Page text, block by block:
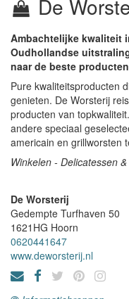
De
Ambachtelijke kwaliteit
Oudhollandse
naar de beste
Pure kwaliteitsproducten
genieten. De Worsterij
producten van
andere speciaal
americain en grillworsten
Winkelen - Delicatessen
De Worsterij
Gedempte Turfhaven 50
1621HG Hoorn
0620441647
www.deworsterij.nl